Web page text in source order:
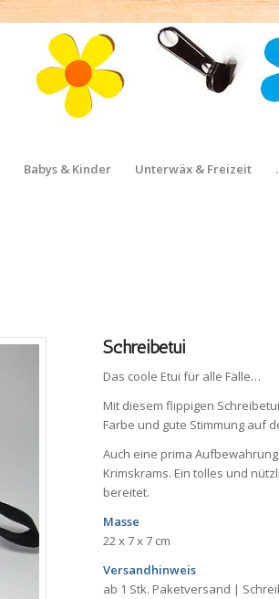
Babys & Kinder Unterwäx & Freizeit
Schreibetui
Das coole Etui für alle Fälle…
Mit diesem flippigen
Farbe und gute Stimmung auf
Auch eine prima
Krimskrams. Ein tolles und
bereitet.
Masse
22 x 7 x 7 cm
Versandhinweis
ab 1 Stk. Paketversand |